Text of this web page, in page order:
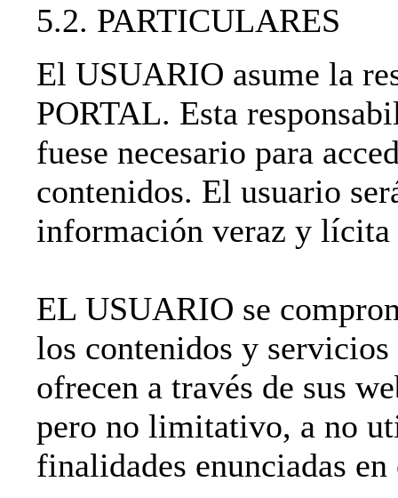
5.2. PARTICULARES
El USUARIO asume la
PORTAL. Esta
fuese necesario para
contenidos. El usuario
información veraz y lícita
EL USUARIO se
los contenidos y
ofrecen a través de sus
pero no limitativo, a no
finalidades enunciadas